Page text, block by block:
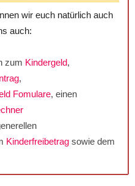
wir euch natürlich auch
auch:
zum Kindergeld,
,
Fomulare, einen
Kinderfreibetrag sowie dem